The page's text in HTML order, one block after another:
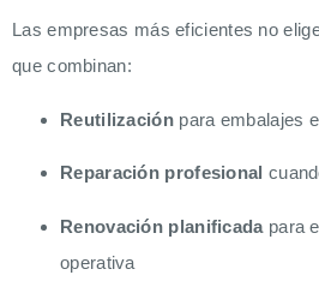
Las empresas más eficientes no
que combinan:
Reutilizaciónpara embalajes
Reparación profesional
Renovación planificadapara
operativa